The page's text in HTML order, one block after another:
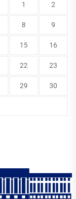
1 2
8 9
15 16
22 23
29 30